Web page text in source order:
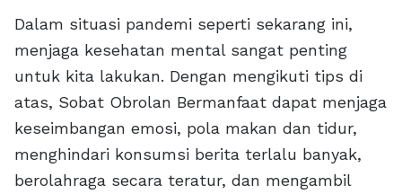
Dalam situasi pandemi seperti sekarang ini,
menjaga kesehatan mental sangat penting
untuk kita lakukan. Dengan mengikuti tips di
atas, Sobat Obrolan Bermanfaat dapat menjaga
keseimbangan emosi, pola makan dan tidur,
menghindari konsumsi berita terlalu banyak,
berolahraga secara teratur, dan mengambil